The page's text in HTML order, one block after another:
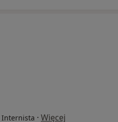
Internista · Więcej